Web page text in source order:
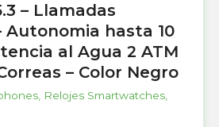
– Llamadas
Autonomia hasta 10
al Agua 2 ATM
– Color Negro
Relojes Smartwatches